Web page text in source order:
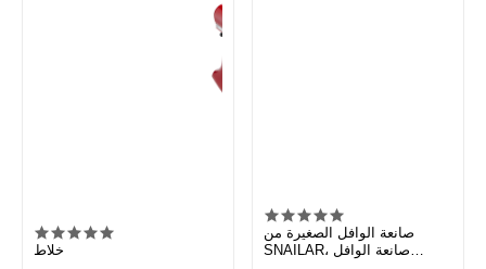
صانعة الوافل الصغيرة من
SNAILAR، صانعة الوافل
خلاط